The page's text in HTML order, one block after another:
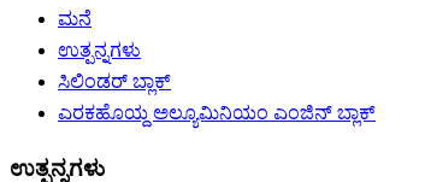
ಮನೆ
ಉತ್ಪನ್ನಗಳು
ಸಿಲಿಂಡರ್ ಬ್ಲಾಕ್
ಎರಕಹೊಯ್ದ ಅಲ್ಯೂಮಿನಿಯಂ ಎಂಜಿನ್ ಬ್ಲಾಕ್
ಉತ್ಪನ್ನಗಳು